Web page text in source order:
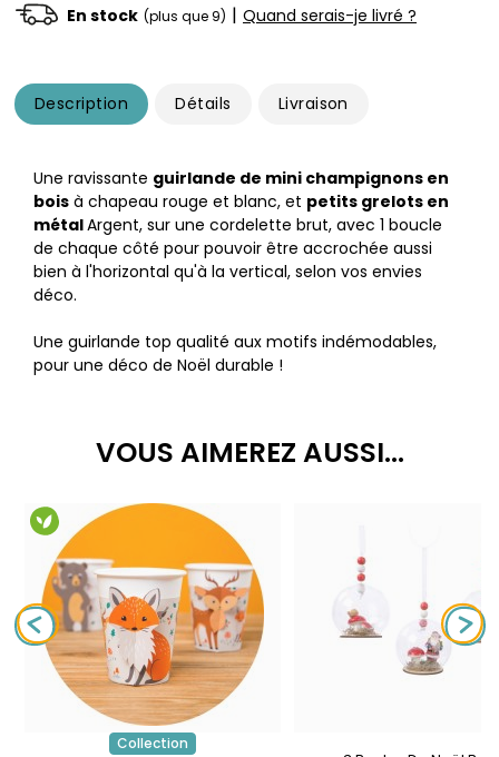
En stock (plus que 9) | Quand serais-je livré ?
Description Détails Livraison
Une ravissante guirlande de mini champignons en
bois à chapeau rouge et blanc, et petits grelots en
métalArgent, sur une cordelette brut, avec 1 boucle
de chaque côté pour pouvoir être accrochée aussi
bien à l'horizontal qu'à la vertical, selon vos envies
déco.
Une guirlande top qualité aux motifs indémodables,
pour une déco de Noël durable !
VOUS AIMEREZ AUSSI...
Collection